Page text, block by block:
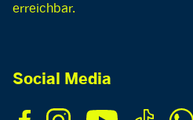
erreichbar.
Social Media